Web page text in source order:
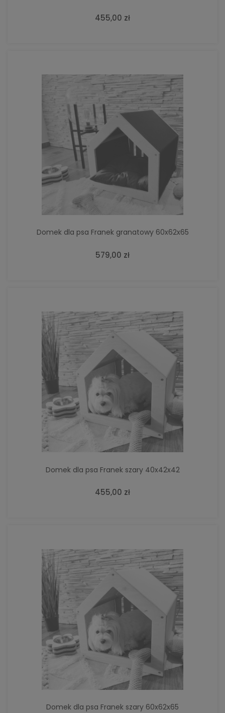
455,00 zł
Domek dla psa Franek granatowy 60x62x65
579,00 zł
Domek dla psa Franek szary 40x42x42
455,00 zł
Domek dla psa Franek szary 60x62x65